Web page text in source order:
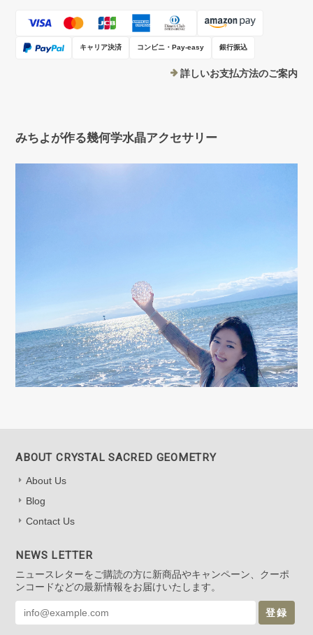
キャリア決済 コンビニ・Pay-easy 銀行振込
詳しいお支払方法のご案内
みちよが作る幾何学水晶アクセサリー
ABOUT CRYSTAL SACRED GEOMETRY
About Us
Blog
Contact Us
NEWS LETTER
ニュースレターをご購読の方に新商品やキャンペーン、クーポ
ンコードなどの最新情報をお届けいたします。
登録